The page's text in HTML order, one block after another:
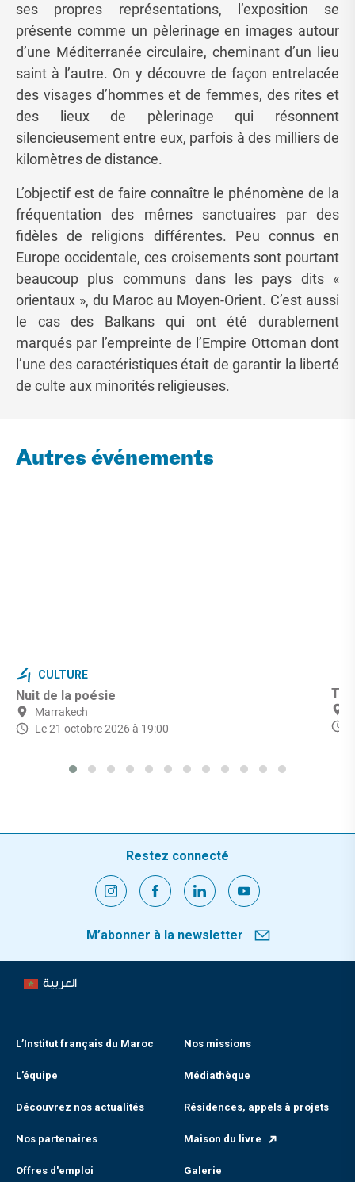
ses propres représentations, l’exposition se
présente comme un pèlerinage en images autour
d’une Méditerranée circulaire, cheminant d’un lieu
saint à l’autre. On y découvre de façon entrelacée
des visages d’hommes et de femmes, des rites et
des lieux de pèlerinage qui résonnent
silencieusement entre eux, parfois à des milliers de
kilomètres de distance.
L’objectif est de faire connaître le phénomène de la
fréquentation des mêmes sanctuaires par des
fidèles de religions différentes. Peu connus en
Europe occidentale, ces croisements sont pourtant
beaucoup plus communs dans les pays dits «
orientaux », du Maroc au Moyen-Orient. C’est aussi
le cas des Balkans qui ont été durablement
marqués par l’empreinte de l’Empire Ottoman dont
l’une des caractéristiques était de garantir la liberté
de culte aux minorités religieuses.
Autres événements
CULTURE
Nuit de la poésie
Marrakech
Le 21 octobre 2026 à 19:00
Restez connecté
M’abonner à la newsletter
العربية
L’Institut français du Maroc Nos missions
L’équipe Médiathèque
Découvrez nos actualités Résidences, appels à projets
Nos partenaires Maison du livre
Offres d'emploi Galerie